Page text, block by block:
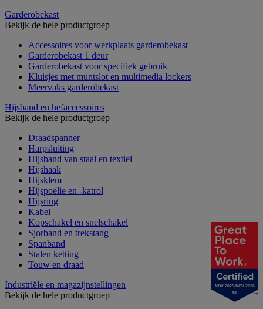
Garderobekast
Bekijk de hele productgroep
Accessoires voor werkplaats garderobekast
Garderobekast 1 deur
Garderobekast voor specifiek gebruik
Kluisjes met muntslot en multimedia lockers
Meervaks garderobekast
Hijsband en hefaccessoires
Bekijk de hele productgroep
Draadspanner
Harpsluiting
Hijsband van staal en textiel
Hijshaak
Hijsklem
Hijspoelie en -katrol
Hijsring
Kabel
Kopschakel en snelschakel
Sjorband en trekstang
Spanband
Stalen ketting
Touw en draad
Industriële en magazijnstellingen
Bekijk de hele productgroep
NOV 2025-NOV 2026
NL